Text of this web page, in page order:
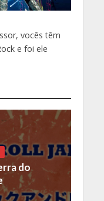
vocês têm
e foi ele
do